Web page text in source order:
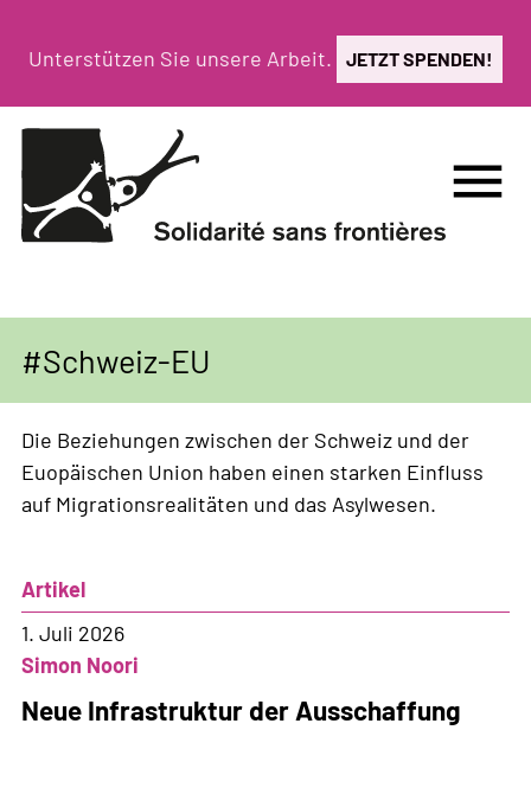
zumUnterstützen Sie unsere Arbeit. JETZT SPENDEN!
menu
Schweiz-EU
Die Beziehungen zwischen der Schweiz und der
Euopäischen Union haben einen starken Einfluss
auf Migrationsrealitäten und das Asylwesen.
Artikel
1. Juli 2026
Simon Noori
Neue Infrastruktur der Ausschaffung